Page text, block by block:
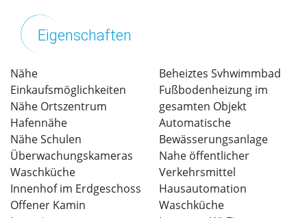
Eigenschaften
Nähe
Einkaufsmöglichkeiten
Nähe Ortszentrum
Hafennähe
Nähe Schulen
Überwachungskameras
Waschküche
Innenhof im Erdgeschoss
Offener Kamin
Beheiztes Svhwimmbad
Fußbodenheizung im
gesamten Objekt
Automatische
Bewässerungsanlage
Nahe öffentlicher
Verkehrsmittel
Hausautomation
Waschküche